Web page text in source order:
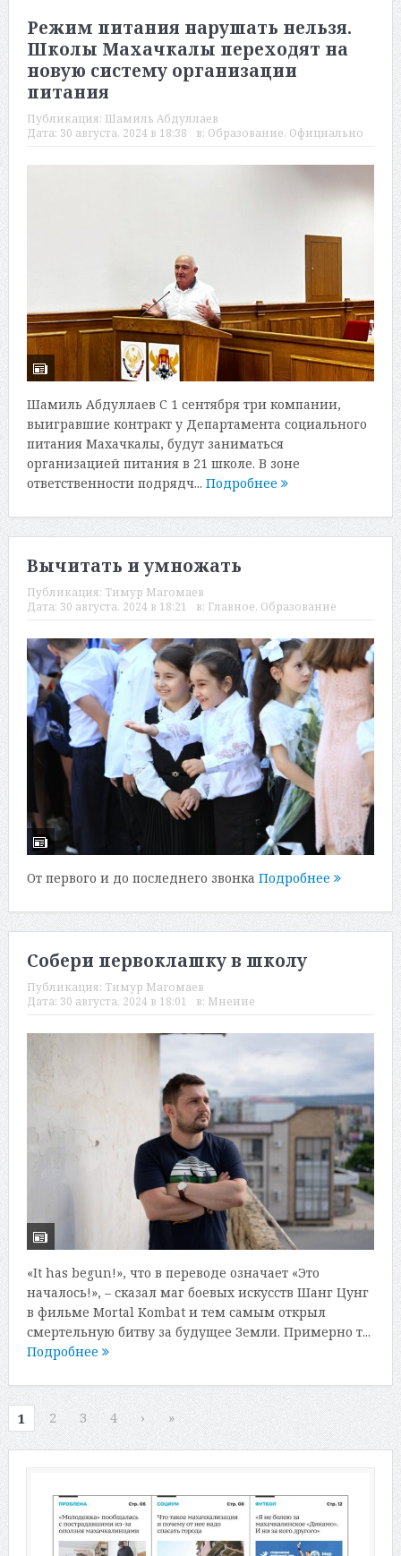
Режим питания нарушать нельзя.
Школы Махачкалы переходят на
новую систему организации
питания
Публикация: Шамиль Абдуллаев
Дата: 30 августа, 2024 в 18:38 в: Образование, Официально
Шамиль Абдуллаев С 1 сентября три компании,
выигравшие контракт у Департамента социального
питания Махачкалы, будут заниматься
организацией питания в 21 школе. В зоне
ответственности подрядч... Подробнее
Вычитать и умножать
Публикация: Тимур Магомаев
Дата: 30 августа, 2024 в 18:21 в: Главное, Образование
От первого и до последнего звонка Подробнее
Собери первоклашку в школу
Публикация: Тимур Магомаев
Дата: 30 августа, 2024 в 18:01 в: Мнение
«It has begun!», что в переводе означает «Это
началось!», – сказал маг боевых искусств Шанг Цунг
в фильме Mortal Kombat и тем самым открыл
смертельную битву за будущее Земли. Примерно т...
Подробнее
1 2 3 4 › »